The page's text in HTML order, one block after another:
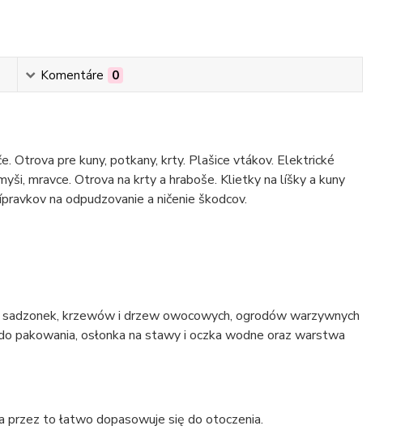
Komentáre 0
Otrova pre kuny, potkany, krty. Plašice vtákov. Elektrické
mravce. Otrova na krty a hraboše. Klietky na líšky a kuny
na odpudzovanie a ničenie škodcov.
krzewów i drzew owocowych, ogrodów warzywnych
pakowania, osłonka na stawy i oczka wodne oraz warstwa
to łatwo dopasowuje się do otoczenia.